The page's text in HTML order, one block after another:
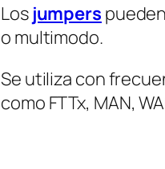
Los jumpers
o multimodo.
Se utiliza con
como FTTx, MAN,